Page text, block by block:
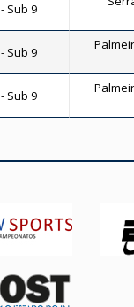
Sub 9
Sub 9
Sub 9